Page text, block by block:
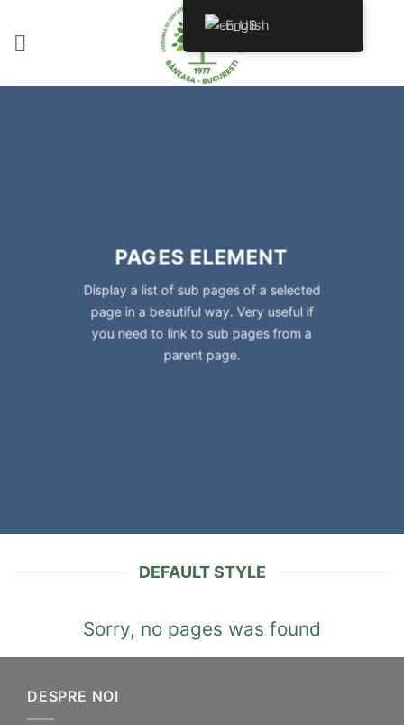
content
PAGES ELEMENT
Display a list of sub pages of a selected
page in a beautiful way. Very useful if
you need to link to sub pages from a
parent page.
DEFAULT STYLE
Sorry, no pages was found
DESPRE NOI
English